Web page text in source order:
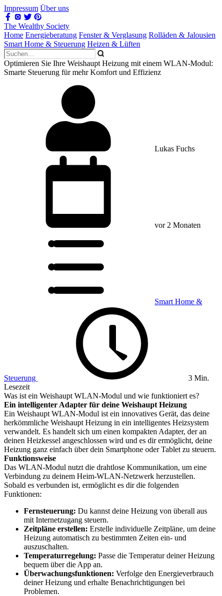
Impressum Über uns
The Wealthy Society
Home Energieberatung Fenster & Verglasung Rolläden & Jalousien
Smart Home & Steuerung Heizen & Lüften
Optimieren Sie Ihre Weishaupt Heizung mit einem WLAN-Modul:
Smarte Steuerung für mehr Komfort und Effizienz
Lukas Fuchs
vor 2 Monaten
Smart Home &
Steuerung
3 Min.
Lesezeit
Was ist ein Weishaupt WLAN-Modul und wie funktioniert es?
Ein intelligenter Adapter für deine Weishaupt Heizung
Ein Weishaupt WLAN-Modul ist ein innovatives Gerät, das deine
herkömmliche Weishaupt Heizung in ein intelligentes Heizsystem
verwandelt. Es handelt sich um einen kompakten Adapter, der an
deinen Heizkessel angeschlossen wird und es dir ermöglicht, deine
Heizung ganz einfach über dein Smartphone oder Tablet zu steuern.
Funktionsweise
Das WLAN-Modul nutzt die drahtlose Kommunikation, um eine
Verbindung zu deinem Heim-WLAN-Netzwerk herzustellen.
Sobald es verbunden ist, ermöglicht es dir die folgenden
Funktionen:
Fernsteuerung: Du kannst deine Heizung von überall aus
mit Internetzugang steuern.
Zeitpläne erstellen: Erstelle individuelle Zeitpläne, um deine
Heizung automatisch zu bestimmten Zeiten ein- und
auszuschalten.
Temperaturregelung: Passe die Temperatur deiner Heizung
bequem über die App an.
Überwachungsfunktionen: Verfolge den Energieverbrauch
deiner Heizung und erhalte Benachrichtigungen bei
Problemen.